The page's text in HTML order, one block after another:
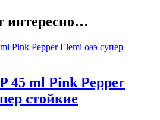
интересно…
45 ml Pink Pepper
стойкие